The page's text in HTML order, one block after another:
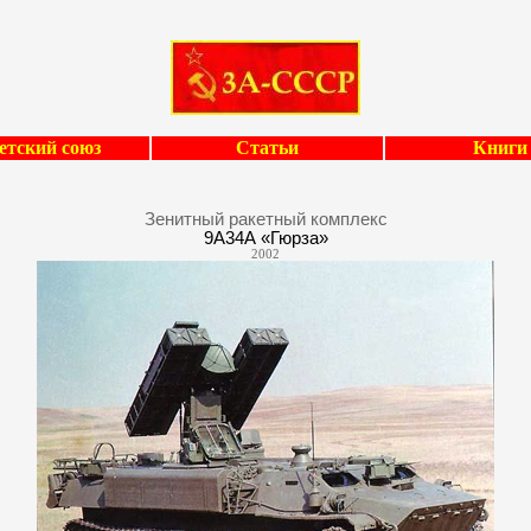
союз Статьи Книги
Зенитный ракетный комплекс
9А34А «Гюрза»
2002